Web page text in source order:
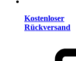
Kostenloser
Rückversand